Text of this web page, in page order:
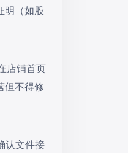
明（如股
店铺首页
但不得修
认文件接